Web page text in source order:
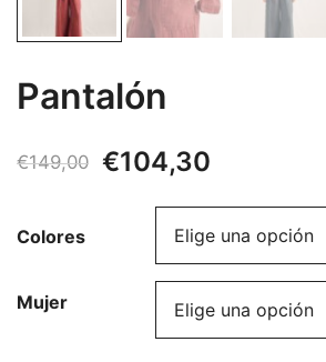
Pantalón
€149,00 El
precio
original
€149,00.
€104,30
precio
actual
€104,30.
Colores
Mujer